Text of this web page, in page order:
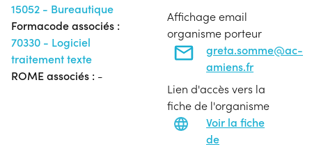
15052 - Bureautique
Formacode associés :
70330 - Logiciel
traitement texte
ROME associés : -
Affichage email
organisme porteur
greta.somme@ac-
amiens.fr
Lien d'accès vers la
fiche de l'organisme
Voir la fiche
de